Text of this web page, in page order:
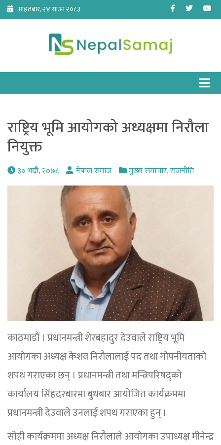
Skip
content
आइतबार, २४ साउन २०८३ Facebook
Twitter
राष्ट्रिय भूमि आयोगको अध्यक्षमा निरौला
नियुक्त
३० भदौ, २०७८ नेपाल समाज मुख्य समाचार,राजनीति
काठमाडौं । प्रधानमन्त्री शेरबहादुर देउवाले राष्ट्रिय भूमि
आयोगका अध्यक्ष केशव निरौलालाई पद तथा गोपनीयताको
शपथ गराएका छन् । प्रधानमन्त्री तथा मन्त्रिपरिषद्को
कार्यालय सिंहदरबारमा बुधबार आयोजित कार्यक्रममा
प्रधानमन्त्री देउवाले उनलाई शपथ गराएका हुन् ।
सोही कार्यक्रममा अध्यक्ष निरौलाले आयोगका उपाध्यक्ष मीनेन्द्र